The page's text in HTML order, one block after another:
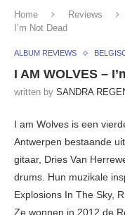
Home Reviews
I’m Not Dead
ALBUM REVIEWS
I AM WOLVES –
written by SANDRA
I am Wolves is een
Antwerpen bestaande
gitaar, Dries Van
drums. Hun muzikale
Explosions In The Sky,
Ze wonnen in 2012 de